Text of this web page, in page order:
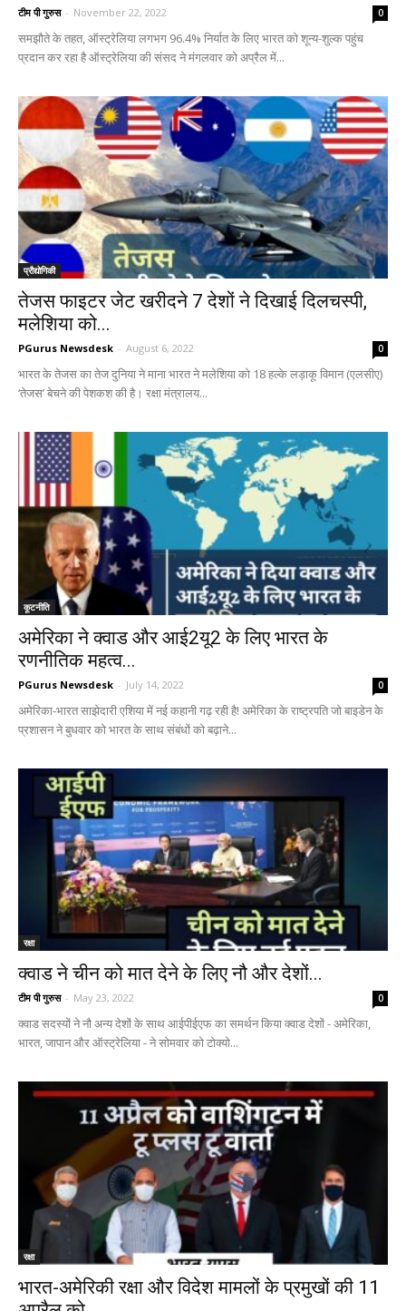
टीम पी गुरुस - November 22, 2022 0
समझौते के तहत, ऑस्ट्रेलिया लगभग 96.4% निर्यात के लिए भारत को शून्य-शुल्क पहुंच
प्रदान कर रहा है ऑस्ट्रेलिया की संसद ने मंगलवार को अप्रैल में...
प्रौद्योगिकी
तेजस फाइटर जेट खरीदने 7 देशों ने दिखाई दिलचस्पी,
मलेशिया को...
PGurus Newsdesk - August 6, 2022 0
भारत के तेजस का तेज दुनिया ने माना भारत ने मलेशिया को 18 हल्के लड़ाकू विमान (एलसीए)
‘तेजस’ बेचने की पेशकश की है। रक्षा मंत्रालय...
कूटनीति
अमेरिका ने क्वाड और आई2यू2 के लिए भारत के
रणनीतिक महत्व...
PGurus Newsdesk - July 14, 2022 0
अमेरिका-भारत साझेदारी एशिया में नई कहानी गढ़ रही है! अमेरिका के राष्ट्रपति जो बाइडेन के
प्रशासन ने बुधवार को भारत के साथ संबंधों को बढ़ाने...
रक्षा
क्वाड ने चीन को मात देने के लिए नौ और देशों...
टीम पी गुरुस - May 23, 2022 0
क्वाड सदस्यों ने नौ अन्य देशों के साथ आईपीईएफ का समर्थन किया क्वाड देशों - अमेरिका,
भारत, जापान और ऑस्ट्रेलिया - ने सोमवार को टोक्यो...
रक्षा
भारत-अमेरिकी रक्षा और विदेश मामलों के प्रमुखों की 11